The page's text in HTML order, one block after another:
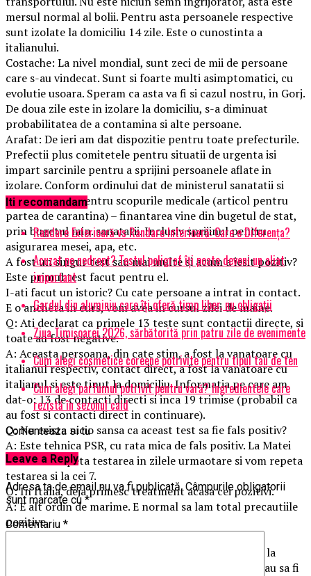
mersul normal al bolii. Pentru asta persoanele respective
sunt izolate la domiciliu 14 zile. Este o cunostinta a
italianului.
Costache: La nivel mondial, sunt zeci de mii de persoane
care s-au vindecat. Sunt si foarte multi asimptomatici, cu
evolutie usoara. Speram ca asta va fi si cazul nostru, in Gorj.
De doua zile este in izolare la domiciliu, s-a diminuat
probabilitatea de a contamina si alte persoane.
Arafat: De ieri am dat dispozitie pentru toate prefecturile.
Prefectii plus comitetele pentru situatii de urgenta isi
impart sarcinile pentru a sprijini persoanele aflate in
izolare. Conform ordinului dat de ministerul sanatatii si
OUG 11 emisa pentru scopurile medicale (articol pentru
partea de carantina) – finantarea vine din bugetul de stat,
prin bugetul min. sanatatii. Inclusiv sprijinul pentru
asigurarea mesei, apa, etc.
A fost un singur test sau mai multe si acum a iesit pozitiv?
Este primul test facut pentru el.
I-ati facut un istoric? Cu cate persoane a intrat in contact.
E o ancheta in curs, vom avea in cursul zilei de maine.
Q: Ati declarat ca primele 13 teste sunt contactii directe, si
toate au fost negative.
A: Aceasta persoana, din cate stim, a fost la vanatoare cu
italianul respectiv, contact direct, a fost la vanatoare cu
italianul si este tinut la domiciliu. Informatia pe care am
dat-o: 13 de contacti directi si inca 19 trimise (probabil ca
au fost si contacti direct in continuare).
Q: Nu exista nicio sansa ca aceast test sa fie fals positiv?
A: Este tehnica PSR, cu rata mica de fals positiv. La Matei
Bals se va repeta testarea in zilele urmaotare si vom repeta
testarea si la cei 7.
Q: In Italia, deja primesc treatment acasa cei pozitivi.
A: E alt ordin de marime. E normal sa lam total precautiile
pozitive.
A: Nu. Catre vecini, sa nu aiba grija. E o transmettre la
nivelul aerului, dar trebuie sa si stai 10-15 minute, sau sa fi
Iti recomandam
Randare Exterioară vs Randare Interioară: Care e Diferența?
Acuzat pe nedrept? Testul poligraf îţi poate deveni un aliat
important
Gardul din aluminiu care îți oferă timp liber, nu obligații
Ziua Timișoarei 2026, sărbătorită prin patru zile de evenimente
Cum alegi cosmetice coreene potrivite pentru tipul tau de ten
Cum alegi parfumul potrivit pentru vară? Ingredientele care
rezistă în sezonul cald
Comenteaza si tu
Leave a Reply
Adresa ta de email nu va fi publicată. Câmpurile obligatorii
sunt marcate cu*
Comentariu *